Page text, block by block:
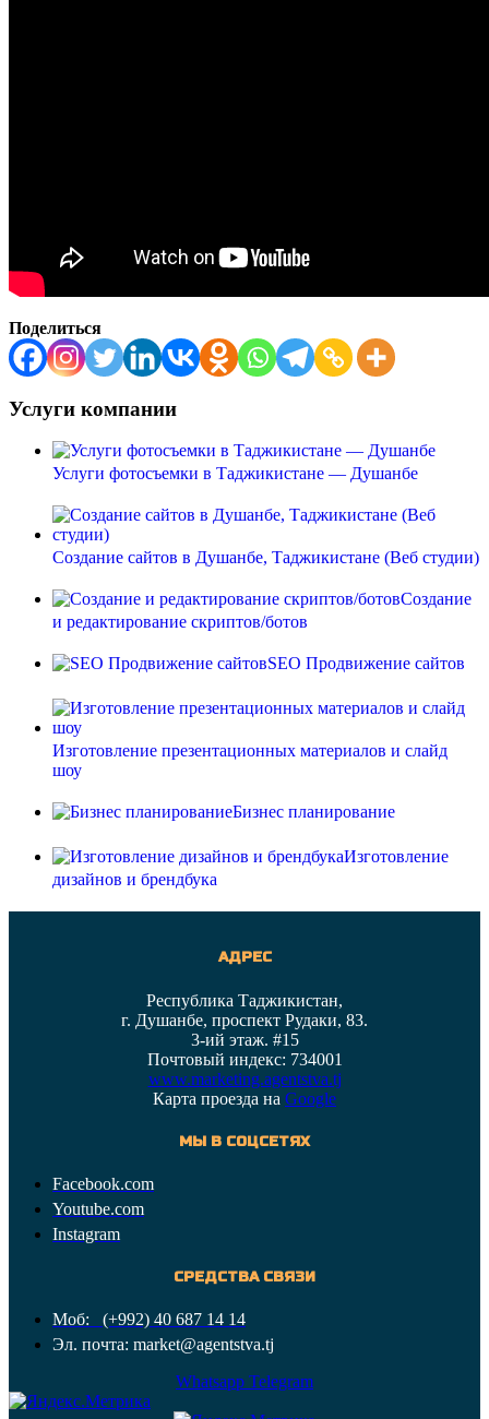
Поделиться
Услуги компании
Услуги фотосъемки в Таджикистане — Душанбе
Создание сайтов в Душанбе, Таджикистане (Веб студии)
Создание
и редактирование скриптов/ботов
SEO Продвижение сайтов
Изготовление презентационных материалов и слайд
шоу
Бизнес планирование
Изготовление
дизайнов и брендбука
АДРЕС
Республика Таджикистан,
г. Душанбе, проспект Рудаки, 83.
3-ий этаж. #15
Почтовый индекс: 734001
www.marketing.agentstva.tj
Карта проезда на Google
МЫ В СОЦСЕТЯХ
Facebook.com
Youtube.com
Instagram
СРЕДСТВА СВЯЗИ
Моб: (+992) 40 687 14 14
Эл. почта: market@agentstva.tj
Whatsapp Telegram